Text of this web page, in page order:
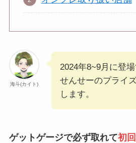
海斗(カイト)
2024年8~9月に登
せんせーのプライ
します。
ゲットゲージで必ず取れて初